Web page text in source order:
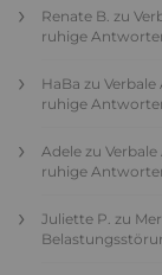
Renate B. zu
ruhige
HaBa zu
ruhige
Adele zu
ruhige
Juliette P. zu